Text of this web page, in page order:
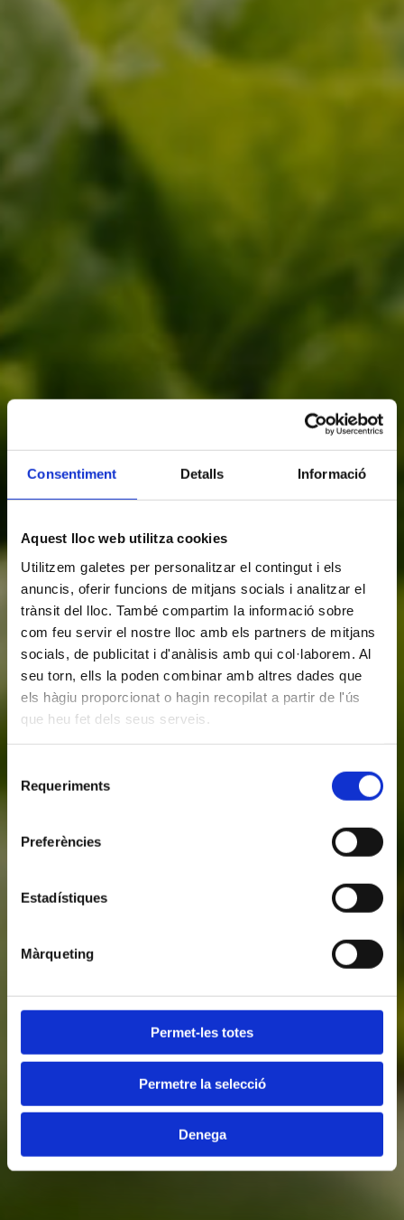
Consentiment Detalls Informació
Aquest lloc web utilitza cookies
Utilitzem galetes per personalitzar el contingut i els
anuncis, oferir funcions de mitjans socials i analitzar el
trànsit del lloc. També compartim la informació sobre
com feu servir el nostre lloc amb els partners de mitjans
socials, de publicitat i d'anàlisis amb qui col·laborem. Al
seu torn, ells la poden combinar amb altres dades que
els hàgiu proporcionat o hagin recopilat a partir de l'ús
que heu fet dels seus serveis.
Requeriments
Preferències
Estadístiques
Màrqueting
Permet-les totes
Permetre la selecció
Denega